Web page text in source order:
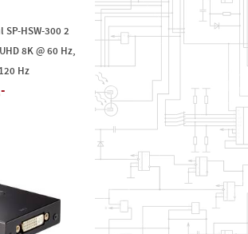
HSW-300 2
8K @ 60 Hz,
Hz